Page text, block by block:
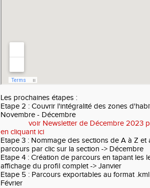
Les prochaines étapes :
Etape 2 : Couvrir l'intégralité des zones
Novembre - Décembre
voir Newsletter de Décembre 2023
en cliquant ici
Etape 3 : Nommage des sections de A à Z
parcours par clic sur la section -> Décembre
Etape 4 : Création de parcours en tapant les
affichage du profil complet -> Janvier
Etape 5 : Parcours exportables au format
Février